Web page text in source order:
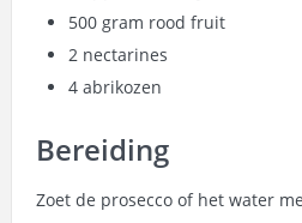
500 gram rood fruit
2 nectarines
4 abrikozen
Bereiding
Zoet de prosecco of het water